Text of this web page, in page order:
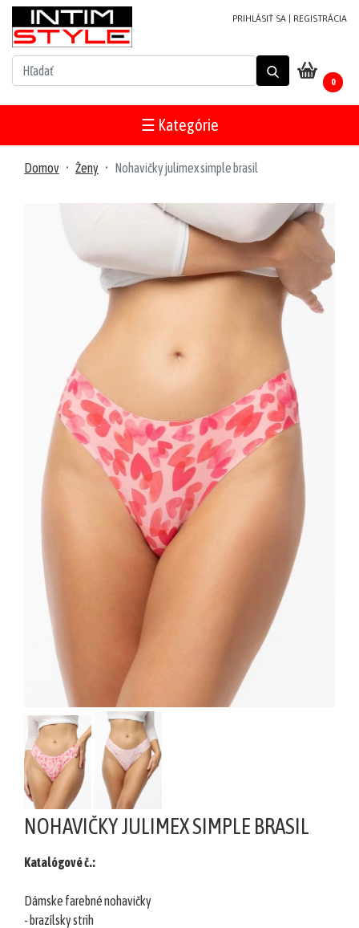
PRIHLÁSIŤ SA REGISTRÁCIA
0
NOVINKY
V
MUŽI
Tričká/tielka
Trenírky/boxerky
Plavky/plážové
oblečenie
Šaty/sukne/
overaly
Župany/pyžamá
Doplnky/kabelky
Tričká/
Nohavice/rifle/
šortky
Teplákové
súpravy/
komplety
Svetre/Pulóvre
legíny/tepláky
Bundy,
kožuchy,
☰ Kategórie
Domov Ženy Nohavičky julimex simple brasil
NOHAVIČKY JULIMEX SIMPLE BRASIL
Katalógové č.:
Dámske farebné nohavičky
- brazílsky strih